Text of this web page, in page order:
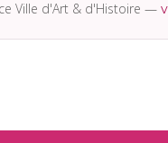
Ville d'Art & d'Histoire —